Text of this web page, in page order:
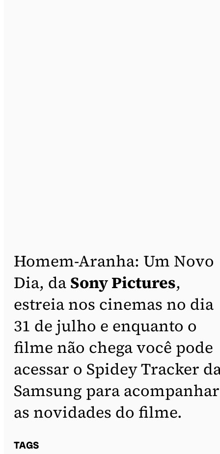
Homem-Aranha: Um Novo
Dia, da Sony Pictures,
estreia nos cinemas no dia
31 de julho e enquanto o
filme não chega você pode
acessar o Spidey Tracker
Samsung para acompanhar
as novidades do filme.
TAGS